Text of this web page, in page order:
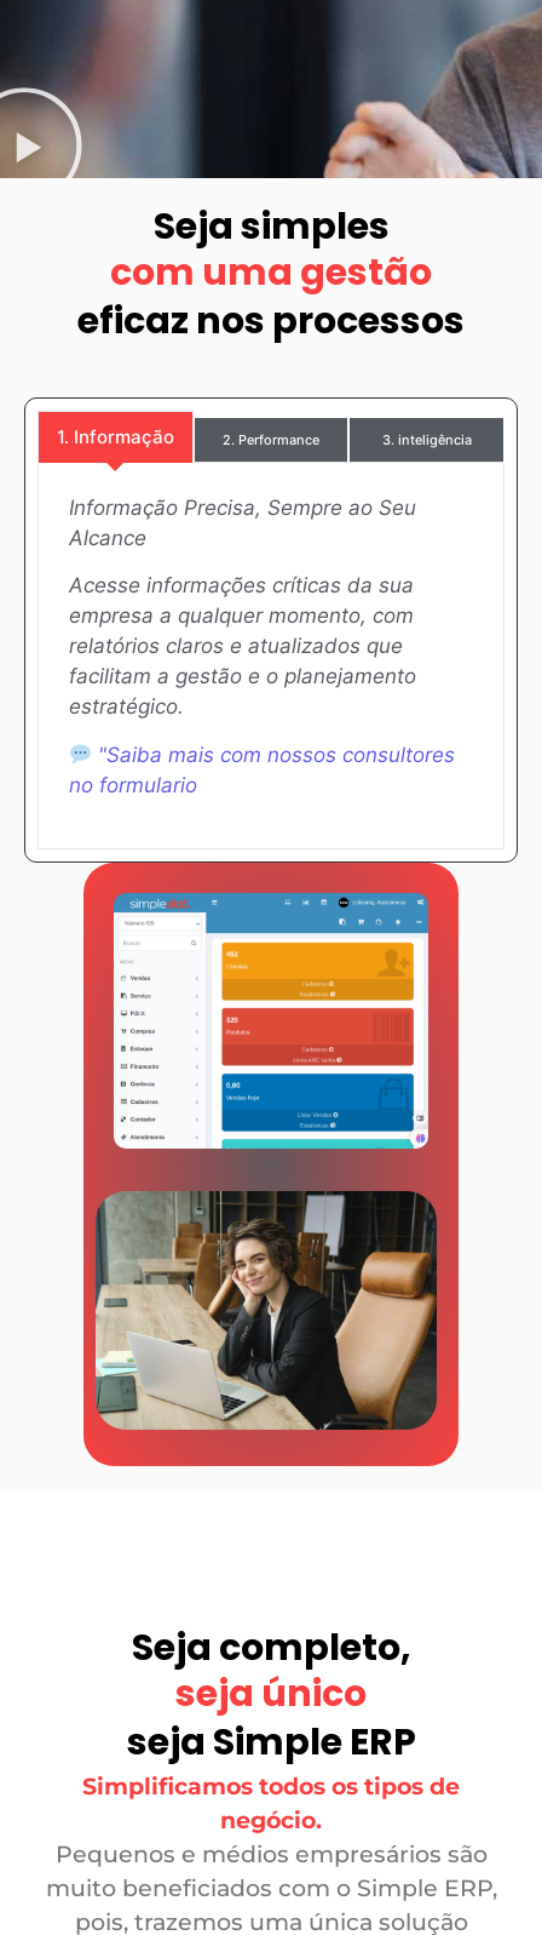
Seja simples
com uma gestão
eficaz nos processos
1. Informação 2. Performance 3. inteligência
Informação Precisa, Sempre ao Seu
Alcance
Acesse informações críticas da sua
empresa a qualquer momento, com
relatórios claros e atualizados que
facilitam a gestão e o planejamento
estratégico.
"Saiba mais com nossos consultores
no formulario
"Saiba mais com nossos consultores
no formulario
"Saiba mais com nossos consultores
no formulario
Seja completo,
seja único
seja Simple ERP
Simplificamos todos os tipos de
negócio.
Pequenos e médios empresários são
muito beneficiados com o Simple ERP,
pois, trazemos uma única solução